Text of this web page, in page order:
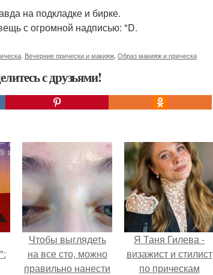
на подкладке и бирке.
с огромной надписью: "D.
Вечерние прически и макияж Образ макияж и прическа
с друзьями!
Чтобы выглядеть
на все сто, можно
правильно нанести
Я Таня Гилева -
визажист и стилист
по прическам